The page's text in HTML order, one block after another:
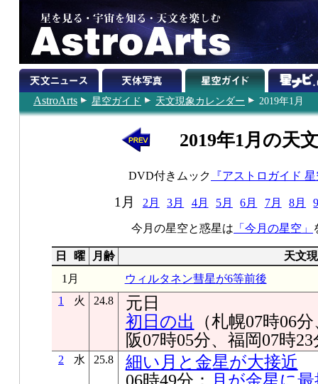
AstroArts 星空ガイド 天文現象カレンダー 2019年1月
2019年1月の天
DVD付きムック 『アストロガイド
1月 2月 3月 4月 5月 6月 7月 8月
今月の星空と惑星は 「今月の星空」
日 曜 月齢
天文
1月
ウィルタネン彗星が6等前後
1
火 24.8
元日
初日の出 （札幌07時06
阪07時05分、福岡07時
2 水 25.8
細い月と金星が大接近
06時49分： 月が金星に